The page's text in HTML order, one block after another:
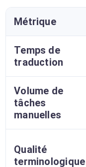
Métrique
Temps de
traduction
Volume de
tâches
manuelles
Qualité
terminologique